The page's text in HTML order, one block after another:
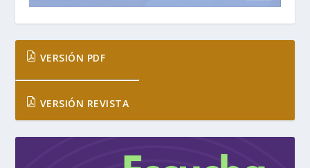
VERSIÓN PDF
VERSIÓN REVISTA